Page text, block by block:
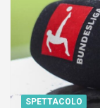
SPETTACOLO